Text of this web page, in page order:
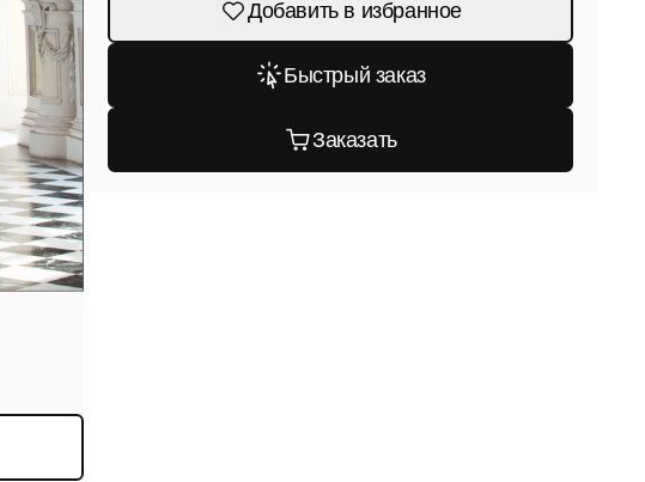
Добавить в избранное
Быстрый заказ
Заказать